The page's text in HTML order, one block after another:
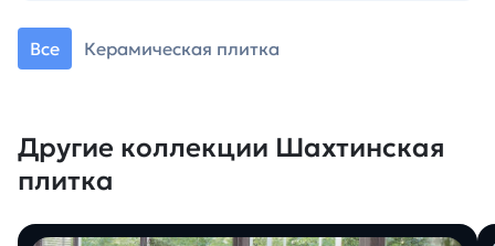
Все Керамическая плитка
Другие коллекции Шахтинская
плитка